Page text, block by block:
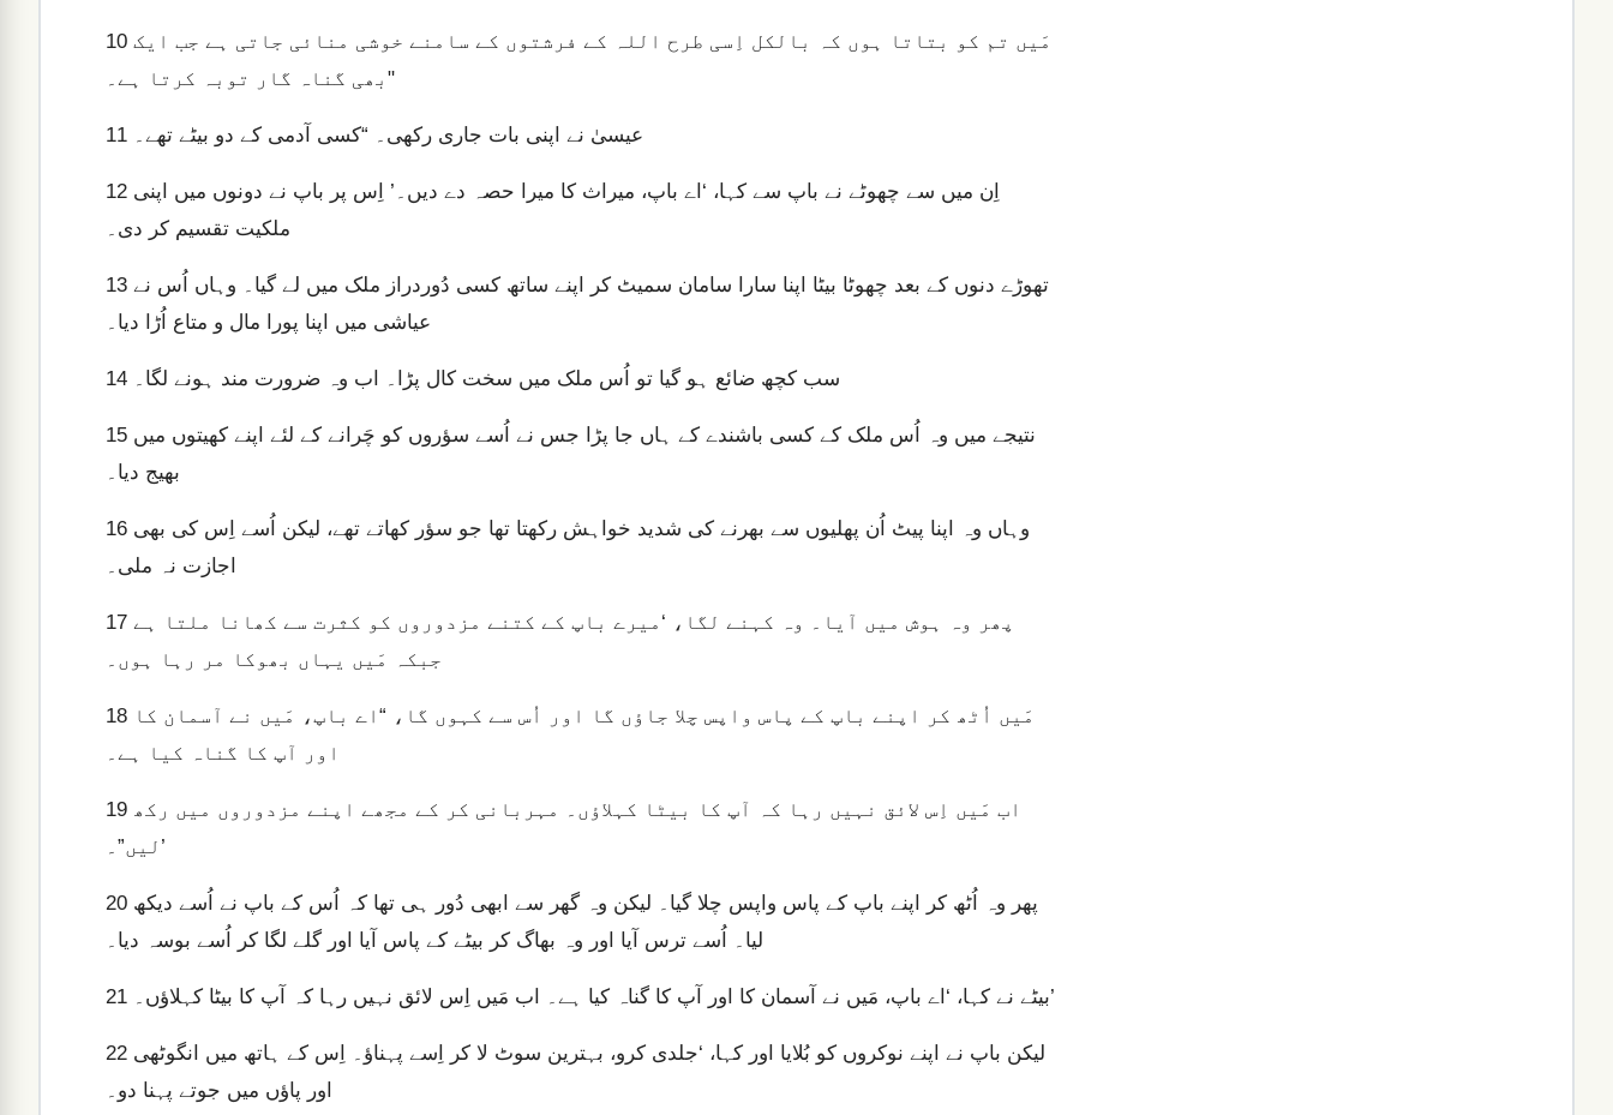
10
بھی گناہ گار توبہ کرتا ہے۔"
11 عیسیٰ نے اپنی بات جاری رکھی۔ “کسی آدمی کے دو بیٹے تھے۔
12
ملکیت تقسیم کر دی۔
13
عیاشی میں اپنا پورا مال و متاع اُڑا دیا۔
14 سب کچھ ضائع ہو گیا تو اُس ملک میں سخت کال پڑا۔ اب وہ ضرورت مند ہونے لگا۔
15
بھیج دیا۔
16
اجازت نہ ملی۔
17
جبکہ مَیں یہاں بھوکا مر رہا ہوں۔
18
اور آپ کا گناہ کیا ہے۔
19
لیں”۔’
20
لیا۔ اُسے ترس آیا اور وہ بھاگ کر بیٹے کے پاس آیا اور گلے لگا کر اُسے بوسہ دیا۔
21 بیٹے نے کہا، ‘اے باپ، مَیں نے آسمان کا اور آپ کا گناہ کیا ہے۔ اب مَیں اِس لائق نہیں رہا کہ آپ کا بیٹا کہلاؤں۔’
22
اور پاؤں میں جوتے پہنا دو۔